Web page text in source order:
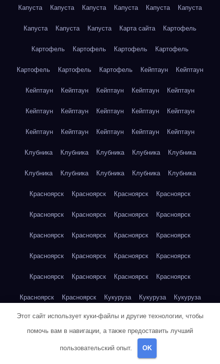
Капуста Капуста Капуста Капуста Капуста Капуста
Капуста Капуста Капуста Карта сайта Картофель
Картофель Картофель Картофель Картофель
Картофель Картофель Картофель Кейптаун Кейптаун
Кейптаун Кейптаун Кейптаун Кейптаун Кейптаун
Кейптаун Кейптаун Кейптаун Кейптаун Кейптаун
Кейптаун Кейптаун Кейптаун Кейптаун Кейптаун
Клубника Клубника Клубника Клубника Клубника
Клубника Клубника Клубника Клубника Клубника
Красноярск Красноярск Красноярск Красноярск
Красноярск Красноярск Красноярск Красноярск
Красноярск Красноярск Красноярск Красноярск
Красноярск Красноярск Красноярск Красноярск
Красноярск Красноярск Красноярск Красноярск
Красноярск Красноярск Кукуруза Кукуруза Кукуруза
Кукуруза Кукуруза Кукуруза Кукуруза Кукуруза
Кукуруза
Куриная грудка
Этот сайт использует куки-файлы и другие технологии, чтобы
помочь вам в навигации, а также предоставить лучший
пользовательский опыт. OK